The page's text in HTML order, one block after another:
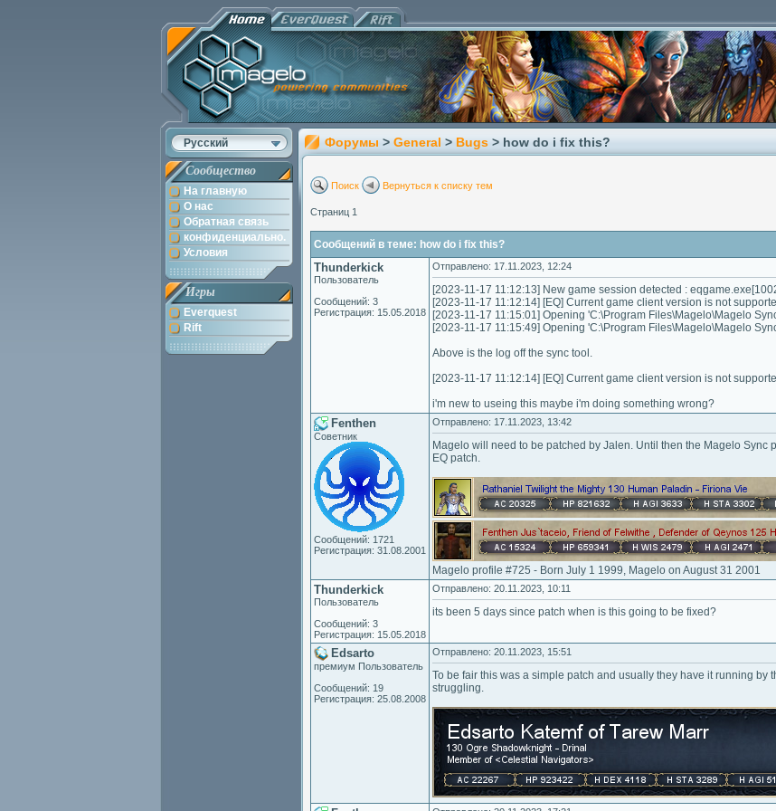
Русский
Сообщество
На главную
О нас
Обратная связь
конфиденциально.
Условия
Игры
Everquest
Rift
Форумы > General > Bugs > how do i fix this?
Поиск Вернуться к списку тем
Страниц 1
Сообщений в теме: how do i fix this?
Thunderkick
Пользователь
Сообщений: 3
Регистрация: 15.05.2018
Отправлено: 17.11.2023, 12:24
[2023-11-17 11:12:13] New game session detected :
[2023-11-17 11:12:14] [EQ] Current game client version is not
[2023-11-17 11:15:01] Opening 'C:\Program Files\Magelo\Magelo
[2023-11-17 11:15:49] Opening 'C:\Program Files\Magelo\Magelo
Above is the log off the sync tool.
[2023-11-17 11:12:14] [EQ] Current game client version is not
i'm new to useing this maybe i'm doing something wrong?
Fenthen
Советник
Сообщений: 1721
Регистрация: 31.08.2001
Отправлено: 17.11.2023, 13:42
Magelo will need to be patched by Jalen. Until then the Magelo Sync
EQ patch.
Magelo profile #725 - Born July 1 1999, Magelo on August 31 2001
Thunderkick
Пользователь
Сообщений: 3
Регистрация: 15.05.2018
Отправлено: 20.11.2023, 10:11
its been 5 days since patch when is this going to be fixed?
Edsarto
премиум Пользователь
Сообщений: 19
Регистрация: 25.08.2008
Отправлено: 20.11.2023, 15:51
To be fair this was a simple patch and usually they have it running by
struggling.